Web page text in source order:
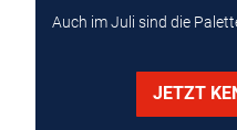
Auch im Juli sind die
JETZT